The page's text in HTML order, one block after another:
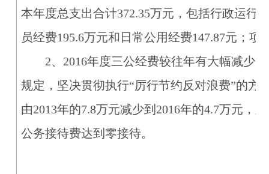
本年度总支出合计372.35万元，包括行政运行
员经费195.6万元和日常公用经费147.87元；项
2、2016年度三公经费较往年有大幅减少，
规定，坚决贯彻执行“厉行节约反对浪费”的方
由2013年的7.8万元减少到2016年的4.7万元，
公务接待费达到零接待。